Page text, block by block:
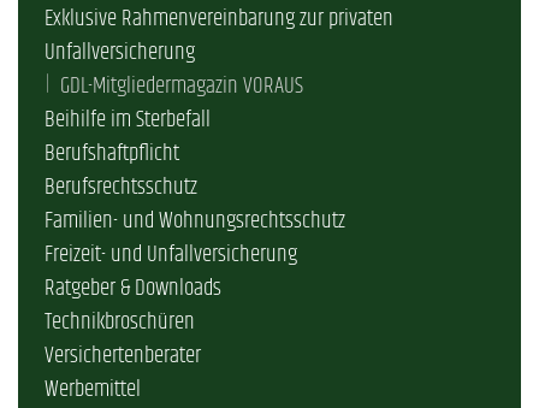
Exklusive Rahmenvereinbarung zur privaten
Unfallversicherung
GDL-Mitgliedermagazin VORAUS
Beihilfe im Sterbefall
Berufshaftpflicht
Berufsrechtsschutz
Familien- und Wohnungsrechtsschutz
Freizeit- und Unfallversicherung
Ratgeber & Downloads
Technikbroschüren
Versichertenberater
Werbemittel